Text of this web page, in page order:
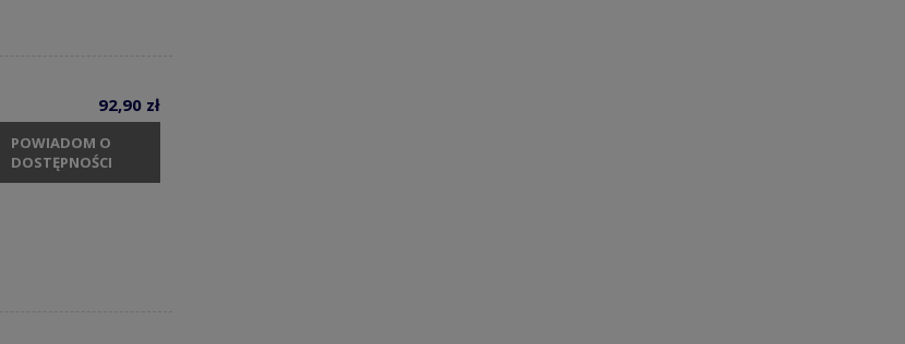
92,90 zł
POWIADOM O
DOSTĘPNOŚCI